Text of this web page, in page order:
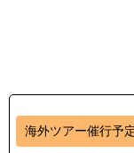
海外ツアー催行予